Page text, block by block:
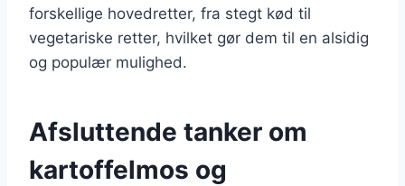
forskellige hovedretter, fra stegt kød til
vegetariske retter, hvilket gør dem til en alsidig
og populær mulighed.
Afsluttende tanker om
kartoffelmos og